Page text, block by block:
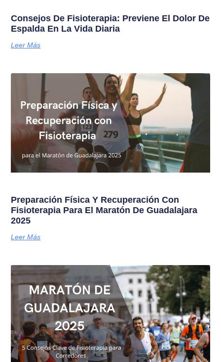
Consejos De Fisioterapia: Previene El Dolor De
Espalda En La Vida Diaria
Leer Más
Preparación Física Y Recuperación Con
Fisioterapia Para El Maratón De Guadalajara
2025
Leer Más